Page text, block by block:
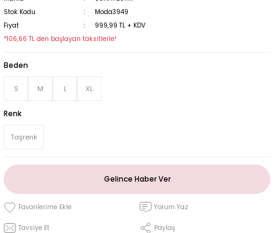
Stok Kodu
Moda3949
Fiyat
999,99 TL + KDV
*106,66 TL den başlayan taksitlerle!
Beden
S M L XL
Renk
Taşrenk
Gelince Haber Ver
Yorum Yaz
Tavsiye Et Paylaş